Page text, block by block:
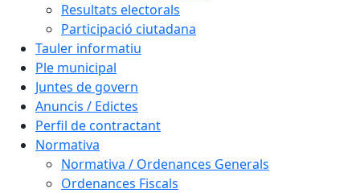
Resultats electorals
Participació ciutadana
Tauler informatiu
Ple municipal
Juntes de govern
Anuncis / Edictes
Perfil de contractant
Normativa
Normativa / Ordenances Generals
Ordenances Fiscals